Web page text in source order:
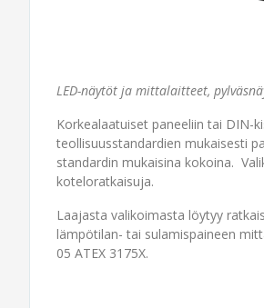
LED-näytöt ja mittalaitteet,
Korkealaatuiset paneeliin tai
teollisuusstandardien mukaisesti
standardin mukaisina kokoina.
koteloratkaisuja.
Laajasta valikoimasta löytyy
lämpötilan- tai sulamispaineen
05 ATEX 3175X.